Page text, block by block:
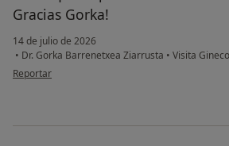
Gracias Gorka!
14 de julio de 2026
• Dr. Gorka Barrenetxea Ziarrusta • Visita
en opinión del usuario Sandra
Reportar